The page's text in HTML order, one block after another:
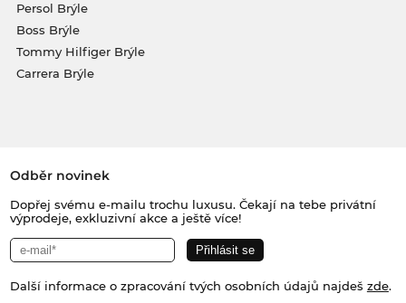
Persol Brýle
Boss Brýle
Tommy Hilfiger Brýle
Carrera Brýle
Odběr novinek
Dopřej svému e-mailu trochu luxusu. Čekají na tebe privátní
výprodeje, exkluzivní akce a ještě více!
Další informace o zpracování tvých osobních údajů najdeš zde.